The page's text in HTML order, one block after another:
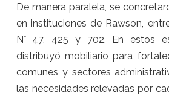
De manera paralela, se
en instituciones de Rawson,
N° 47, 425 y 702. En estos
distribuyó mobiliario para
comunes y sectores
las necesidades relevadas por